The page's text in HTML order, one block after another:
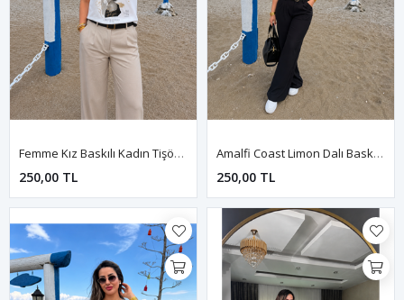
Femme Kız Baskılı Kadın Tişört-Beyaz
250,00 TL
Amalfi Coast Limon Dalı Baskılı Kadın Tişört-Siyah
250,00 TL